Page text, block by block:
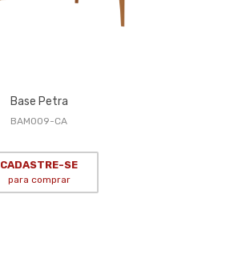
Base Petra
BAM009-CA
CADASTRE-SE
para comprar